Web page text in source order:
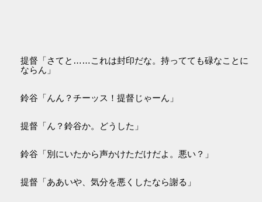
提督「さてと……これは封印だな。持ってても碌なことに
ならん」
鈴谷「んん？チーッス！提督じゃーん」
提督「ん？鈴谷か。どうした」
鈴谷「別にいたから声かけただけだよ。悪い？」
提督「ああいや、気分を悪くしたなら謝る」